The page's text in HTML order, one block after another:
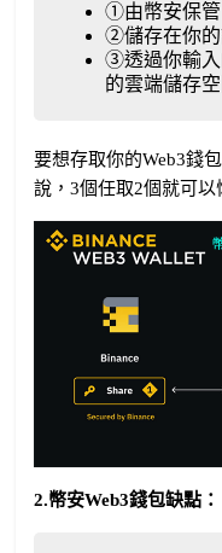
①由幣安保管
②儲存在你的
③透過你輸入
的雲端儲存空
要想存取你的Web3錢
說，3個任取2個就可以
2.幣安Web3錢包缺點：